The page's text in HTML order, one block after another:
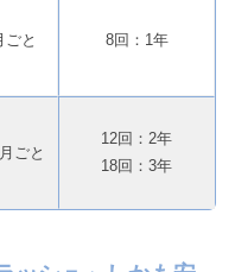
ごと
8回：1年
ごと
12回：2年
18回：3年